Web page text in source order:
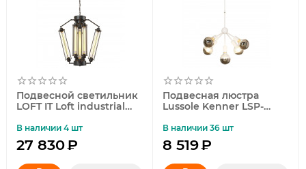
Подвесной светильник
LOFT IT Loft industrial
В наличии 4 шт
27 830₽
Подвесная люстра
Lussole Kenner LSP-
В наличии 36 шт
8 519₽